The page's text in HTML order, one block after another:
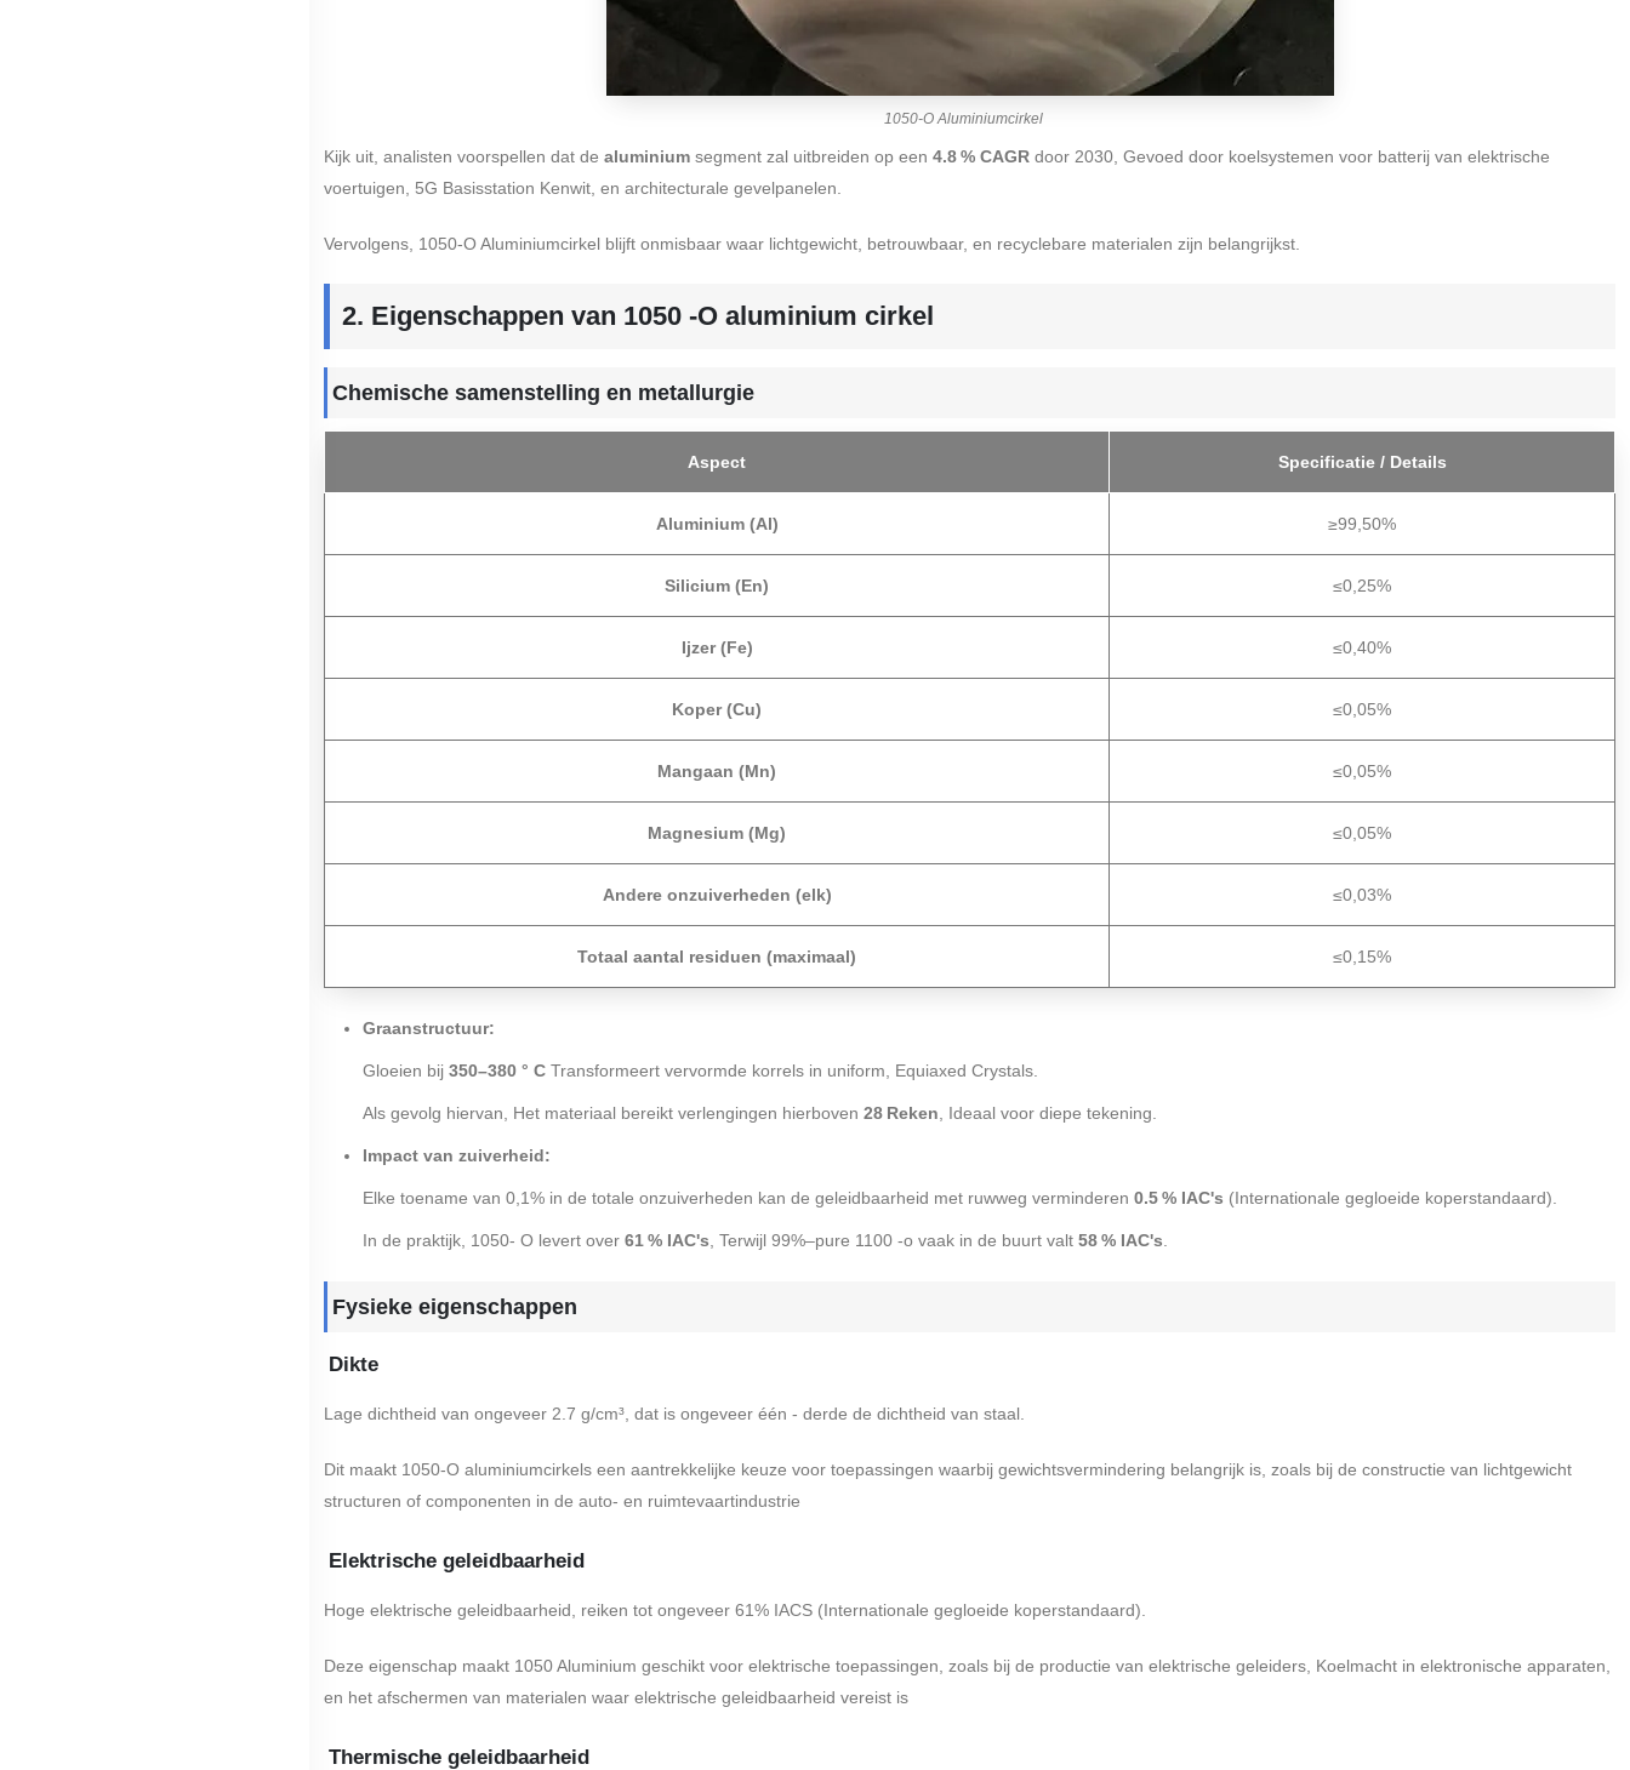
1050-O Aluminiumcirkel
Kijk uit, analisten voorspellen dat de aluminium segment zal uitbreiden op een 4.8 % CAGR door 2030, Gevoed door koelsystemen voor batterij van elektrische
voertuigen, 5G Basisstation Kenwit, en architecturale gevelpanelen.
Vervolgens, 1050-O Aluminiumcirkel blijft onmisbaar waar lichtgewicht, betrouwbaar, en recyclebare materialen zijn belangrijkst.
2. Eigenschappen van 1050 -O aluminium cirkel
Chemische samenstelling en metallurgie
Aspect Specificatie / Details
Aluminium (Al) ≥99,50%
Silicium (En) ≤0,25%
Ijzer (Fe) ≤0,40%
Koper (Cu) ≤0,05%
Mangaan (Mn) ≤0,05%
Magnesium (Mg) ≤0,05%
Andere onzuiverheden (elk) ≤0,03%
Totaal aantal residuen (maximaal) ≤0,15%
Graanstructuur:
Gloeien bij 350–380 ° C Transformeert vervormde korrels in uniform, Equiaxed Crystals.
Als gevolg hiervan, Het materiaal bereikt verlengingen hierboven 28 Reken , Ideaal voor diepe tekening.
Impact van zuiverheid:
Elke toename van 0,1% in de totale onzuiverheden kan de geleidbaarheid met ruwweg verminderen 0.5 % IAC's (Internationale gegloeide koperstandaard).
In de praktijk, 1050- O levert over 61 % IAC's , Terwijl 99%–pure 1100 -o vaak in de buurt valt 58 % IAC's
Fysieke eigenschappen
Dikte
Lage dichtheid van ongeveer 2.7 g/cm³, dat is ongeveer één - derde de dichtheid van staal.
Dit maakt 1050-O aluminiumcirkels een aantrekkelijke keuze voor toepassingen waarbij gewichtsvermindering belangrijk is, zoals bij de constructie van lichtgewicht
structuren of componenten in de auto- en ruimtevaartindustrie
Elektrische geleidbaarheid
Hoge elektrische geleidbaarheid, reiken tot ongeveer 61% IACS (Internationale gegloeide koperstandaard).
Deze eigenschap maakt 1050 Aluminium geschikt voor elektrische toepassingen, zoals bij de productie van elektrische geleiders, Koelmacht in elektronische apparaten,
en het afschermen van materialen waar elektrische geleidbaarheid vereist is
Thermische geleidbaarheid